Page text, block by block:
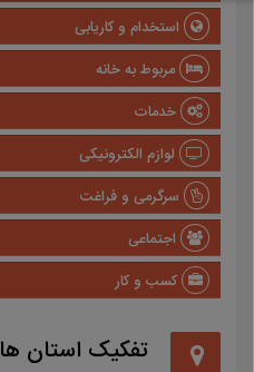
استخدام و کاریابی
مربوط به خانه
خدمات
لوازم الکترونیکی
سرگرمی و فراغت
اجتماعی
کسب و کار
تفکیک استان ها